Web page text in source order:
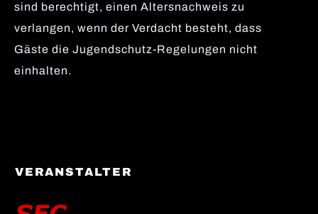
sind berechtigt, einen Altersnachweis zu
verlangen, wenn der Verdacht besteht, dass
Gäste die Jugendschutz-Regelungen nicht
einhalten.
VERANSTALTER